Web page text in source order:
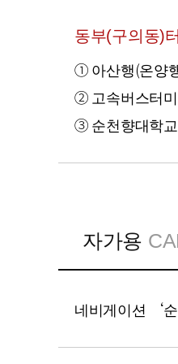
동부(구의동)
① 아산행(온양
② 고속버스터
③ 순천향대학
자가용
네비게이션 ‘